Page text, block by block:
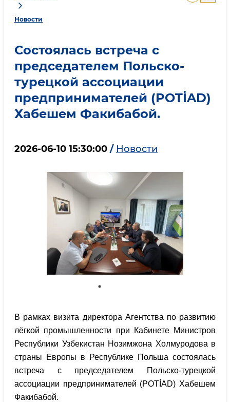
Новости
Состоялась встреча с
председателем Польско-
турецкой ассоциации
предпринимателей (POTİAD)
Хабешем Факибабой.
2026-06-10 15:30:00 / Новости
В рамках визита директора Агентства по развитию
лёгкой промышленности при Кабинете Министров
Республики Узбекистан Нозимжона Холмуродова в
страны Европы в Республике Польша состоялась
встреча с председателем Польско-турецкой
ассоциации предпринимателей (POTİAD) Хабешем
Факибабой.